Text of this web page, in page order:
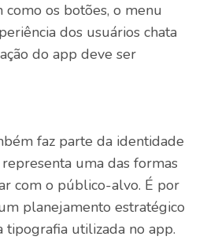
como os botões, o menu
dos usuários chata
do app deve ser
faz parte da identidade
uma das formas
com o público-alvo. É por
planejamento estratégico
tipografia utilizada no app.